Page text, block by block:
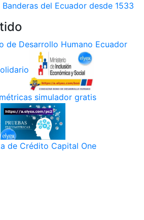
del Ecuador desde 1533
de Desarrollo Humano Ecuador
simulador gratis
de Crédito Capital One